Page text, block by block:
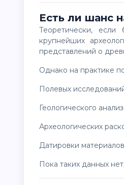
Есть ли шанс
Теоретически, если бы объект действительно оказался рукотворным, это стало бы одним из
крупнейших
представлений о
Однако на практике
полевых
геологического
археологических
датировки материалов
Пока таких данных